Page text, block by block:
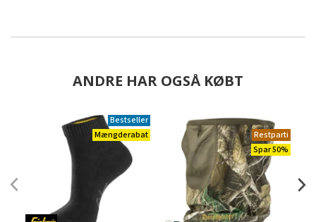
ANDRE HAR OGSÅ KØBT
Bestseller
Mængderabat
Restparti
Spar 50%